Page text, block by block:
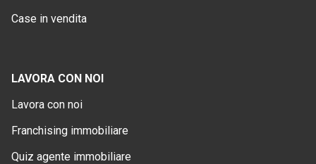
Case in vendita
LAVORA CON NOI
Lavora con noi
Franchising immobiliare
Quiz agente immobiliare